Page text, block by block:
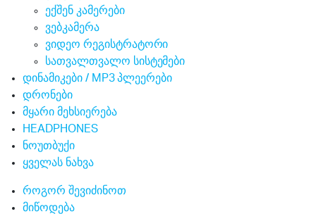
ექშენ კამერები
ვებკამერა
ვიდეო რეგისტრატორი
სათვალთვალო სისტემები
დინამიკები / MP3 პლეერები
დრონები
მყარი მეხსიერება
HEADPHONES
ნოუთბუქი
ყველას ნახვა
როგორ შევიძინოთ
მიწოდება